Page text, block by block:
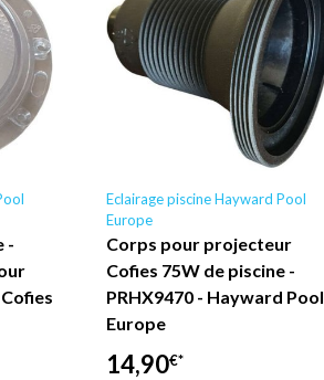
-
Eclairage piscine Hayward Pool
Europe
Corps pour projecteur
Cofies 75W de piscine -
PRHX9470 - Hayward Pool
Europe
14,90€*